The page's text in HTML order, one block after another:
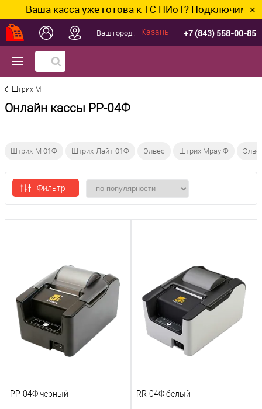
Ваша касса уже готова к ТС ПИоТ? Подключим и ✕
Ваш город:: Казань +7 (843) 558-00-85
Штрих-М
Онлайн кассы РР-04Ф
Штрих-М 01Ф Штрих-Лайт-01Ф Элвес Штрих Mpay Ф
Фильтр
РР-04Ф черный RR-04Ф белый